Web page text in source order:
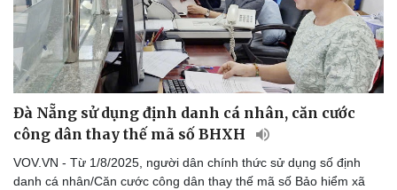
Đà Nẵng sử dụng định danh cá nhân, căn cước
công dân thay thế mã số BHXH
VOV.VN - Từ 1/8/2025, người dân chính thức sử dụng số định
danh cá nhân/Căn cước công dân thay thế mã số Bảo hiểm xã